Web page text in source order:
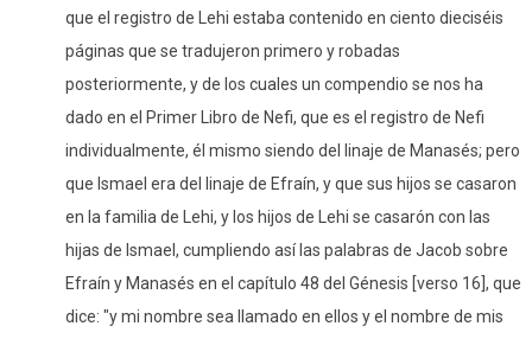
que el registro de Lehi estaba contenido en ciento dieciséis
páginas que se tradujeron primero y robadas
posteriormente, y de los cuales un compendio se nos ha
dado en el Primer Libro de Nefi, que es el registro de Nefi
individualmente, él mismo siendo del linaje de Manasés; pero
que Ismael era del linaje de Efraín, y que sus hijos se casaron
en la familia de Lehi, y los hijos de Lehi se casarón con las
hijas de Ismael, cumpliendo así las palabras de Jacob sobre
Efraín y Manasés en el capítulo 48 del Génesis [verso 16], que
dice: "y mi nombre sea llamado en ellos y el nombre de mis